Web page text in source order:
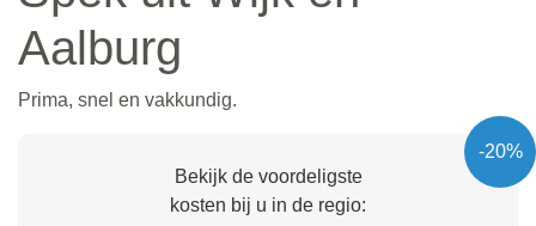
Aalburg
Prima, snel en vakkundig.
-20%
Bekijk de voordeligste
kosten bij u in de regio: